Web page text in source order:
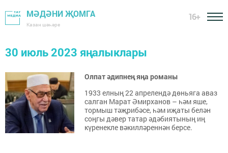
МӘДӘНИ ҖОМГА
Казан шәһәре
16+
30 июль 2023 яңалыклары
Олпат әдипнең яңа романы
1933 елның 22 апрелендә дөньяга аваз
салган Марат Әмирханов – һәм яше,
тормыш тәҗрибәсе, һәм иҗаты белән
соңгы дәвер татар әдәбиятының иң
күренекле вәкилләреннән берсе.